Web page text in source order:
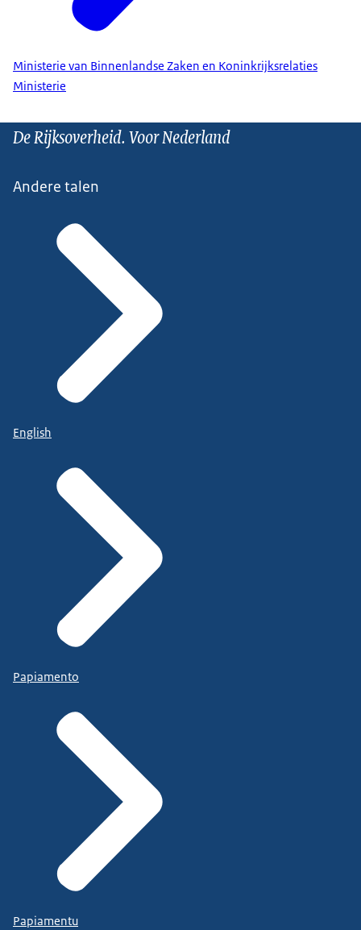
Ministerie van Binnenlandse Zaken en Koninkrijksrelaties
Ministerie
De Rijksoverheid. Voor Nederland
Andere talen
English
Papiamento
Papiamentu